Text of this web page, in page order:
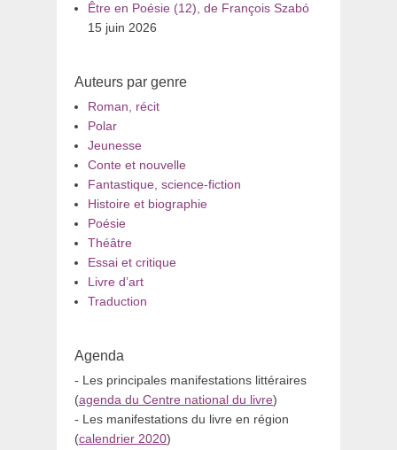
Être en Poésie (12), de François Szabó
15 juin 2026
Auteurs par genre
Roman, récit
Polar
Jeunesse
Conte et nouvelle
Fantastique, science-fiction
Histoire et biographie
Poésie
Théâtre
Essai et critique
Livre d’art
Traduction
Agenda
- Les principales manifestations littéraires
(agenda du Centre national du livre)
- Les manifestations du livre en région
(calendrier 2020)